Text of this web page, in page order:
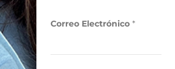
Añadir a bolsa de compra
Correo Electrónico *